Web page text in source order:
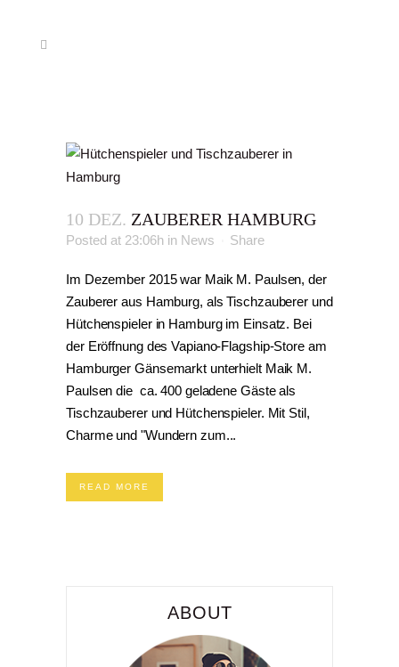
10 DEZ. ZAUBERER HAMBURG
Posted at 23:06h in News Share
Im Dezember 2015 war Maik M. Paulsen, der
Zauberer aus Hamburg, als Tischzauberer und
Hütchenspieler in Hamburg im Einsatz. Bei
der Eröffnung des Vapiano-Flagship-Store am
Hamburger Gänsemarkt unterhielt Maik M.
Paulsen die ca. 400 geladene Gäste als
Tischzauberer und Hütchenspieler. Mit Stil,
Charme und "Wundern zum...
READ MORE
ABOUT